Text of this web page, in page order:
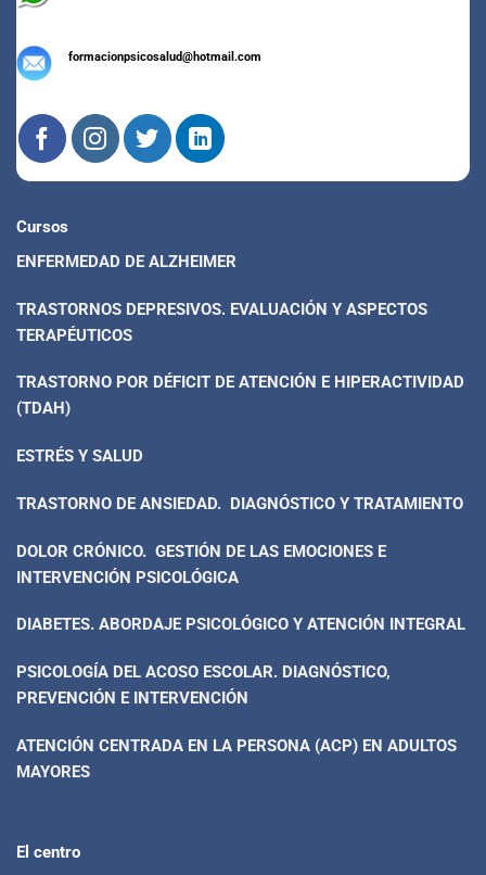
formacionpsicosalud@hotmail.com
Cursos
ENFERMEDAD DE ALZHEIMER
TRASTORNOS DEPRESIVOS. EVALUACIÓN Y ASPECTOS
TERAPÉUTICOS
TRASTORNO POR DÉFICIT DE ATENCIÓN E HIPERACTIVIDAD
(TDAH)
ESTRÉS Y SALUD
TRASTORNO DE ANSIEDAD. DIAGNÓSTICO Y TRATAMIENTO
DOLOR CRÓNICO. GESTIÓN DE LAS EMOCIONES E
INTERVENCIÓN PSICOLÓGICA
DIABETES. ABORDAJE PSICOLÓGICO Y ATENCIÓN INTEGRAL
PSICOLOGÍA DEL ACOSO ESCOLAR. DIAGNÓSTICO,
PREVENCIÓN E INTERVENCIÓN
ATENCIÓN CENTRADA EN LA PERSONA (ACP) EN ADULTOS
MAYORES
El centro